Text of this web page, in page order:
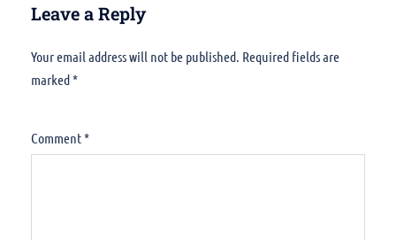
Leave a Reply
Your email address will not be published. Required fields are
marked*
Comment*
Alternative: